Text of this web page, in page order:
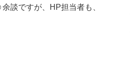
談ですが、HP担当者も、